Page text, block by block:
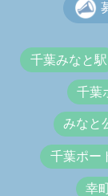
千葉みなと駅
千葉
みなと
千葉ポー
幸